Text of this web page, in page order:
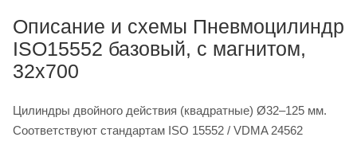
Описание и схемы Пневмоцилиндр
ISO15552 базовый, с магнитом,
32x700
Цилиндры двойного действия (квадратные) Ø32–125 мм.
Соответствуют стандартам ISO 15552 / VDMA 24562